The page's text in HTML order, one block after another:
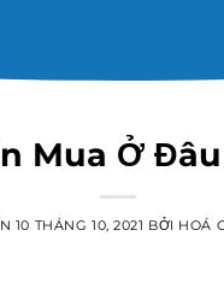
Ở Đâu
10 THÁNG 10, 2021 BỞI HOÁ